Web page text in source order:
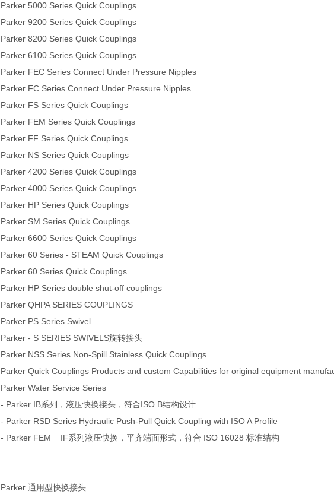
Parker 5000 Series Quick Couplings
Parker 9200 Series Quick Couplings
Parker 8200 Series Quick Couplings
Parker 6100 Series Quick Couplings
Parker FEC Series Connect Under Pressure Nipples
Parker FC Series Connect Under Pressure Nipples
Parker FS Series Quick Couplings
Parker FEM Series Quick Couplings
Parker FF Series Quick Couplings
Parker NS Series Quick Couplings
Parker 4200 Series Quick Couplings
Parker 4000 Series Quick Couplings
Parker HP Series Quick Couplings
Parker SM Series Quick Couplings
Parker 6600 Series Quick Couplings
Parker 60 Series - STEAM Quick Couplings
Parker 60 Series Quick Couplings
Parker HP Series double shut-off couplings
Parker QHPA SERIES COUPLINGS
Parker PS Series Swivel
Parker - S SERIES SWIVELS旋转接头
Parker NSS Series Non-Spill Stainless Quick Couplings
Parker Quick Couplings Products and custom Capabilities for original equipment
Parker Water Service Series
- Parker IB系列，液压快换接头，符合ISO B结构设计
- Parker RSD Series Hydraulic Push-Pull Quick Coupling with ISO A Profile
- Parker FEM _ IF系列液压快换，平齐端面形式，符合 ISO 16028 标准结构
Parker 通用型快换接头